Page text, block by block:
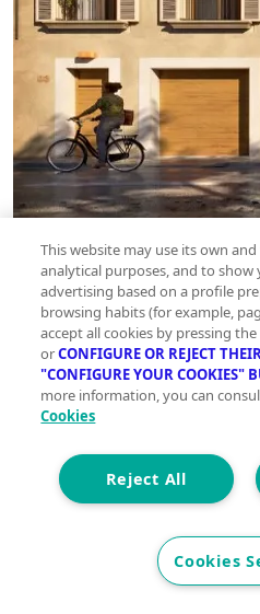
This website may use its own
analytical purposes, and to show
advertising based on a profile
browsing habits (for example,
accept all cookies by pressing
orCONFIGURE OR REJECT
"CONFIGURE YOUR COOKIES"
more information, you can
Cookies
Reject All
Cookies